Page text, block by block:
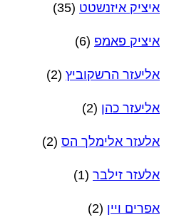
איציק איזנשטט (35)
איציק פאמפ (6)
אליעזר הרשקוביץ (2)
אליעזר כהן (2)
אלעזר אלימלך הס (2)
אלעזר זילבר (1)
אפרים ויין (2)